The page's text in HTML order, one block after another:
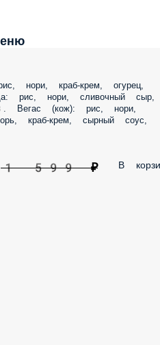
нори, краб-крем, огурец,
рис, нори, сливочный сыр,
Вегас (кож): рис, нори,
краб-крем, сырный соус,
1 599 ₽ В